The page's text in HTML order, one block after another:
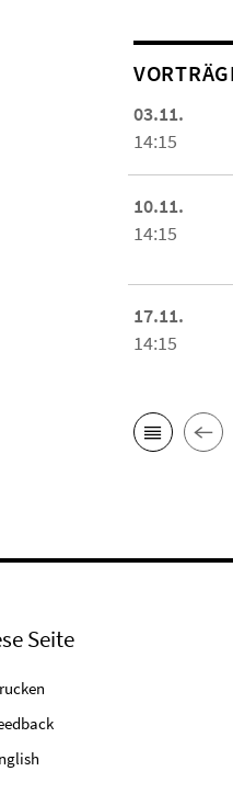
03.11.
14:15
10.11.
14:15
17.11.
14:15
Seite